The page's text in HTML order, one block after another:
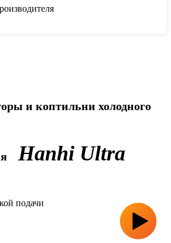
и коптильни холодного
Hanhi Ultra
подачи